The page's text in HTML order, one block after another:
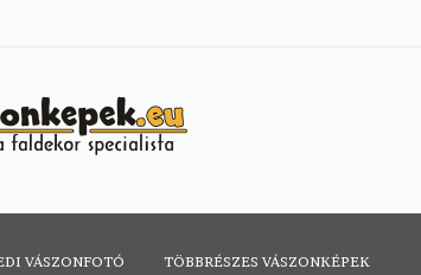
VÁSZONFOTÓ
TÖBBRÉSZES VÁSZONKÉPEK